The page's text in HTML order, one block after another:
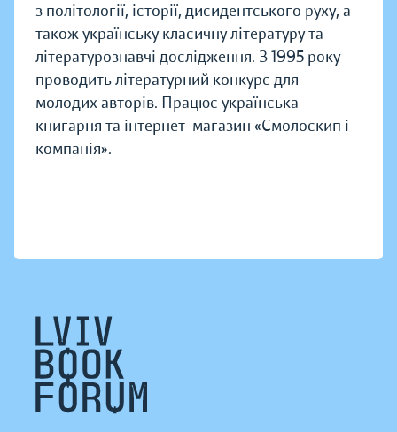
з політології, історії, дисидентського руху, а
також українську класичну літературу та
літературознавчі дослідження. З 1995 року
проводить літературний конкурс для
молодих авторів. Працює українська
книгарня та інтернет-магазин «Смолоскип і
компанія».